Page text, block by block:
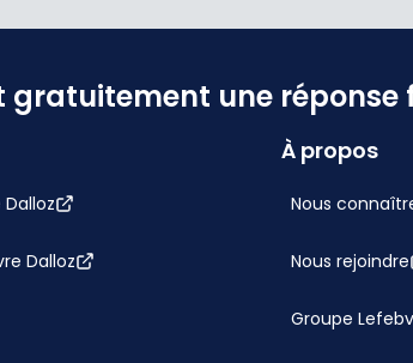
gratuitement une
Dalloz
À propos
Nous
Nous rejoindre
Groupe